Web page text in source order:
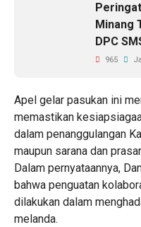
Minang
DPC
965
Apel gelar pasukan ini
memastikan
dalam penanggulangan
maupun sarana dan
Dalam pernyataannya,
bahwa penguatan
dilakukan dalam
melanda.